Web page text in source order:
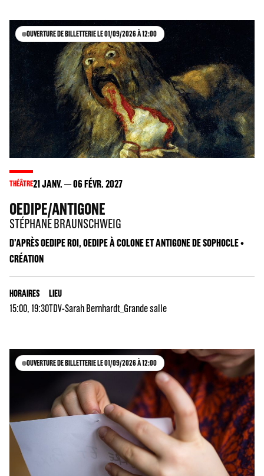
OUVERTURE DE BILLETTERIE LE 01/09/2026 À 12:00
THÉÂTRE21JANV. 06FÉVR. 2027
OEDIPE/ANTIGONE
STÉPHANE BRAUNSCHWEIG
D’APRÈS OEDIPE ROI, OEDIPE À COLONE ET ANTIGONE DE SOPHOCLE •
CRÉATION
HORAIRES
15:00, 19:30
LIEU
TDV-Sarah Bernhardt_Grande salle
OUVERTURE DE BILLETTERIE LE 01/09/2026 À 12:00